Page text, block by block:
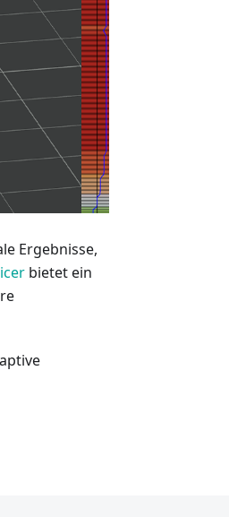
Ergebnisse,
bietet ein